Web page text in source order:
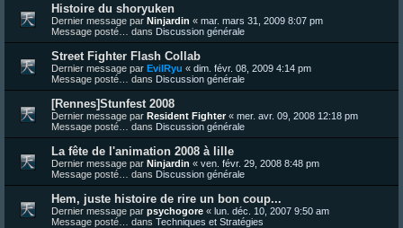
Histoire du shoryuken
Dernier message par Ninjardin « mar. mars 31, 2009 8:07 pm
Message posté… dans Discussion générale
Street Fighter Flash Collab
Dernier message par EvilRyu « dim. févr. 08, 2009 4:14 pm
Message posté… dans Discussion générale
[Rennes]Stunfest 2008
Dernier message par Resident Fighter« mer. avr. 09, 2008 12:18 pm
Message posté… dans Discussion générale
La fête de l'animation 2008 à lille
Dernier message par Ninjardin « ven. févr. 29, 2008 8:48 pm
Message posté… dans Discussion générale
Hem, juste histoire de rire un bon coup...
Dernier message par psychogore « lun. déc. 10, 2007 9:50 am
Message posté… dans Techniques et Stratégies